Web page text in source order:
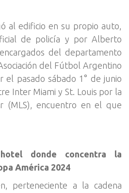
al edificio en su propio auto,
de policía y por Alberto
del departamento
del Fútbol Argentino
el pasado sábado 1° de junio
Inter Miami y St. Louis por la
(MLS), encuentro en el que
donde concentra la
América 2024
perteneciente a la cadena